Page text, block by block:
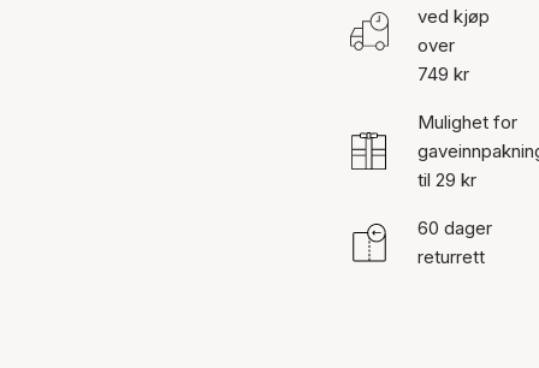
ved kjøp
over
749 kr
Mulighet for
til 29 kr
60 dager
returrett